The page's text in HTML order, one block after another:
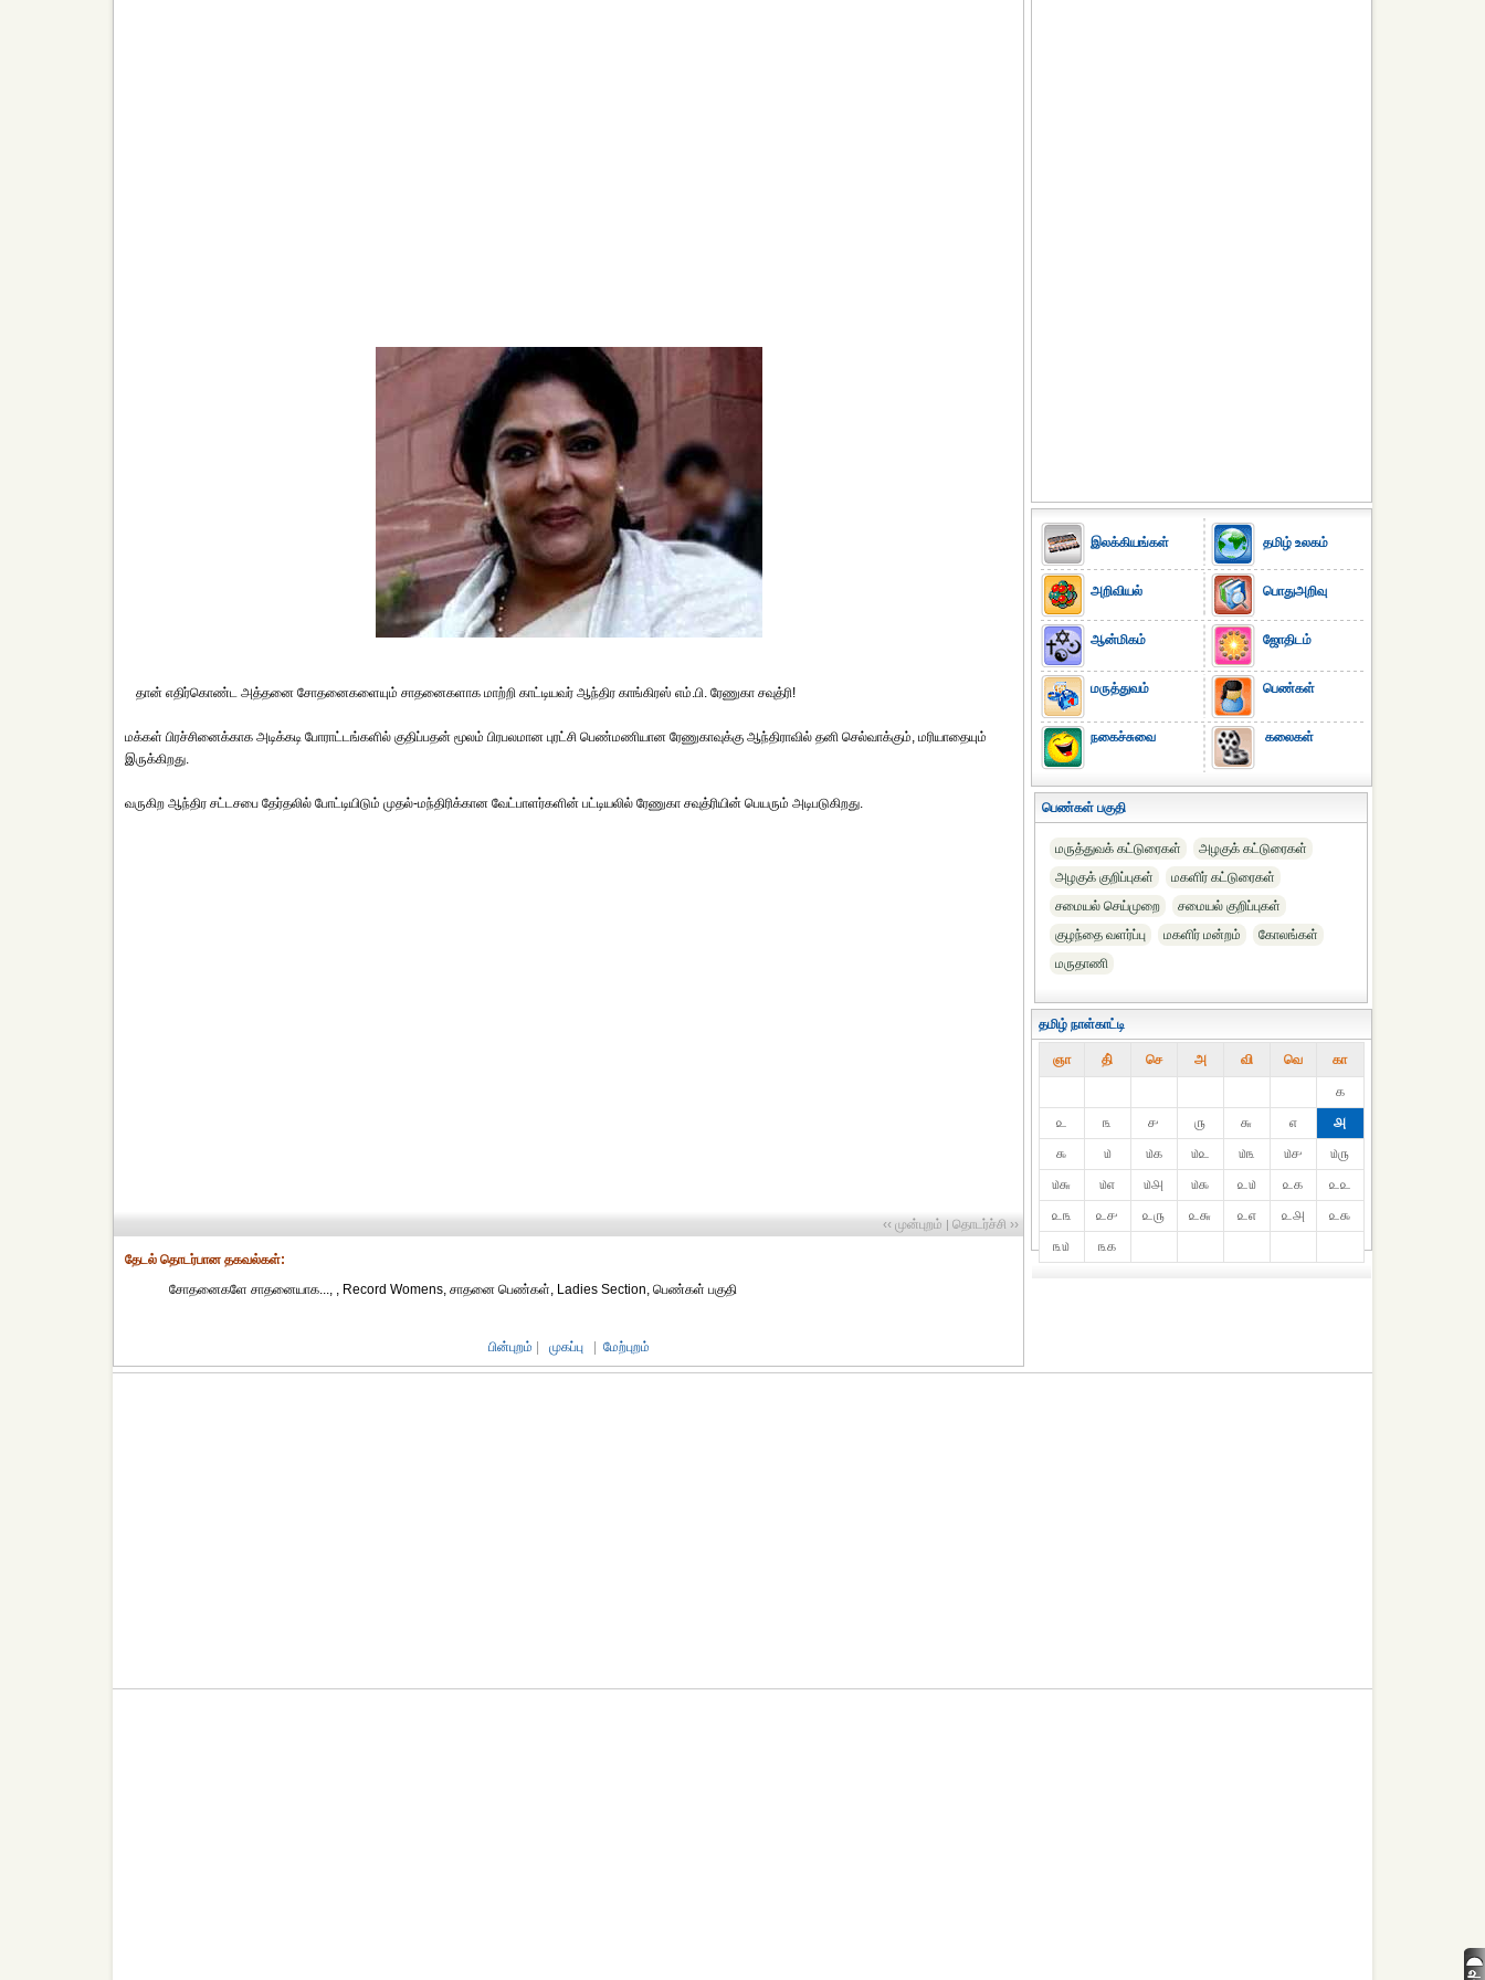
தான் எதிர்கொண்ட அத்தனை சோதனைகளையும் சாதனைகளாக மாற்றி காட்டியவர் ஆந்திர காங்கிரஸ் எம்.பி. ரேணுகா சவுத்ரி!
மக்கள் பிரச்சினைக்காக அடிக்கடி போராட்டங்களில் குதிப்பதன் மூலம் பிரபலமான புரட்சி பெண்மணியான ரேணுகாவுக்கு ஆந்திராவில் தனி செல்வாக்கும், மரியாதையும்
இருக்கிறது.
வருகிற ஆந்திர சட்டசபை தேர்தலில் போட்டியிடும் முதல்-மந்திரிக்கான வேட்பாளர்களின் பட்டியலில் ரேணுகா சவுத்ரியின் பெயரும் அடிபடுகிறது.
‹‹ முன்புறம் | தொடர்ச்சி ››
தேட‌ல் தொட‌ர்பான தகவ‌ல்க‌ள்:
சோதனைகளே சாதனையாக..., , Record Womens, சாதனை பெண்கள், Ladies Section, பெண்கள் பகுதி
பின்புறம் முகப்பு மேற்புறம்
இலக்கியங்கள்
அறிவியல்
ஆன்மிகம்
மருத்துவம்
நகைச்சுவை
தமிழ் உலகம்
பொதுஅறிவு
ஜோதிடம்
பெண்கள்
கலைகள்
பெண்கள் பகுதி
மருத்துவக் கட்டுரைகள்
அழகுக் கட்டுரைகள்
அழகுக் குறிப்புகள்
மகளிர் கட்டுரைகள்
சமையல் செய்முறை
சமையல் குறிப்புகள்
குழந்தை வளர்ப்பு
மகளிர் மன்றம்
கோலங்கள்
மருதாணி
தமிழ் நாள்காட்டி
ஞா தி் செ அ வி வெ கா
௧
௨
௩ ௪ ௫ ௬ ௭
௮
௯
௰ ௰௧ ௰௨ ௰௩ ௰௪
௰௫
௰௬
௰௭ ௰௮ ௰௯ ௨௰ ௨௧
௨௨
௨௩
௨௪ ௨௫ ௨௬ ௨௭ ௨௮
௨௯
௩௰
௩௧